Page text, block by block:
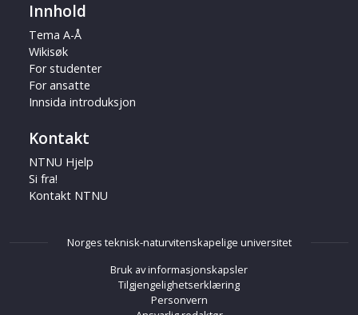
Innhold
Tema A-Å
Wikisøk
For studenter
For ansatte
Innsida introduksjon
Kontakt
NTNU Hjelp
Si fra!
Kontakt NTNU
Norges teknisk-naturvitenskapelige universitet
Bruk av informasjonskapsler
Tilgjengelighetserklæring
Personvern